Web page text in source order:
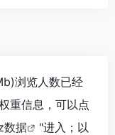
浏览人数已经
重信息，可以点
数据
"进入；以